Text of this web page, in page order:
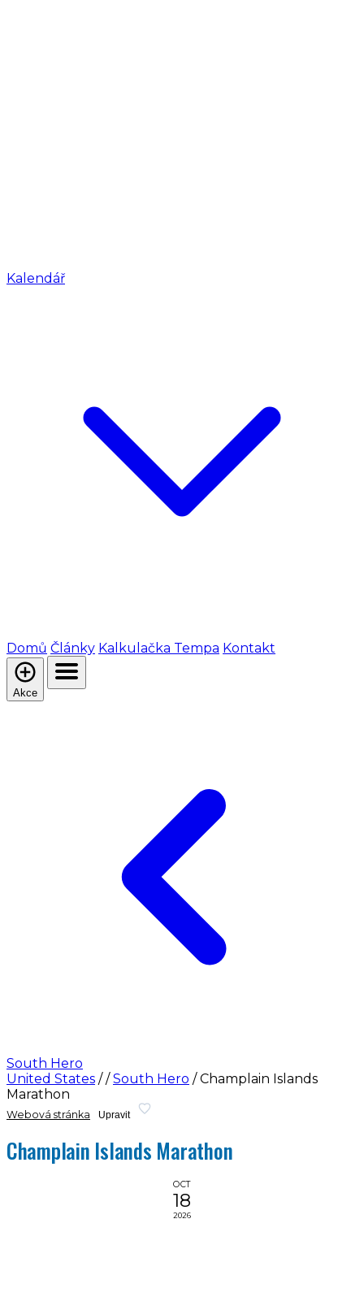
Kalendář
Domů Články Kalkulačka Tempa Kontakt
Akce
South Hero
United States / / South Hero / Champlain Islands
Marathon
Webová stránka Upravit
Champlain Islands Marathon
OCT
18
2026